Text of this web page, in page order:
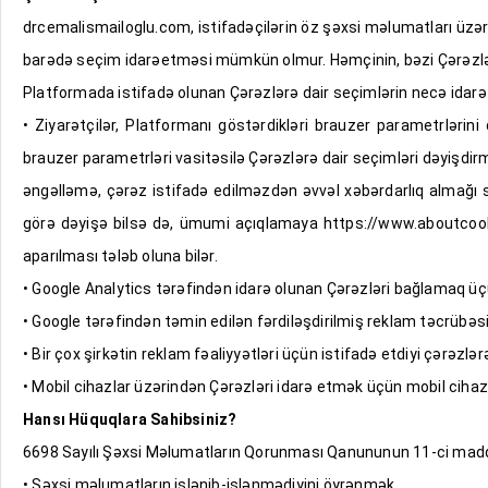
drcemalismailoglu.com, istifadəçilərin öz şəxsi məlumatları
barədə seçim idarəetməsi mümkün olmur. Həmçinin, bəzi
Platformada istifadə olunan Çərəzlərə dair seçimlərin necə
• Ziyarətçilər, Platformanı göstərdikləri brauzer
brauzer parametrləri vasitəsilə Çərəzlərə dair seçimləri
əngəlləmə, çərəz istifadə edilməzdən əvvəl xəbərdarlıq
görə dəyişə bilsə də, ümumi açıqlamaya https://
aparılması tələb oluna bilər.
• Google Analytics tərəfindən idarə olunan Çərəzləri bağlamaq
• Google tərəfindən təmin edilən fərdiləşdirilmiş reklam
• Bir çox şirkətin reklam fəaliyyətləri üçün istifadə etdiyi
• Mobil cihazlar üzərindən Çərəzləri idarə etmək üçün mobil
Hansı Hüquqlara Sahibsiniz?
6698 Sayılı Şəxsi Məlumatların Qorunması Qanununun 11-ci